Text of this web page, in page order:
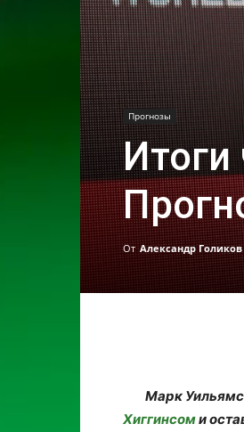
Прогнозы
Итоги
От Александр Голиков
Марк
Хиггинсоми